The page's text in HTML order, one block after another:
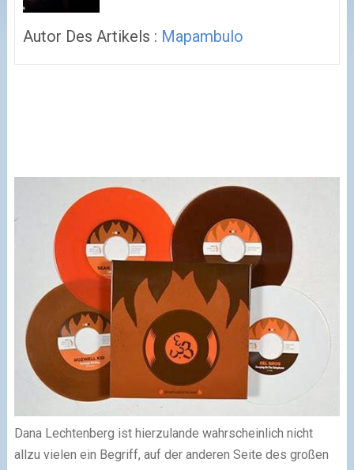
Autor Des Artikels : Mapambulo
Dana Lechtenberg ist hierzulande wahrscheinlich nicht
allzu vielen ein Begriff, auf der anderen Seite des großen